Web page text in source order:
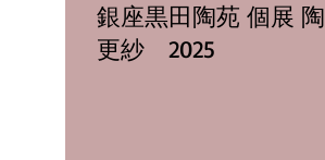
銀座黒田陶苑 個展 陶
更紗 2025